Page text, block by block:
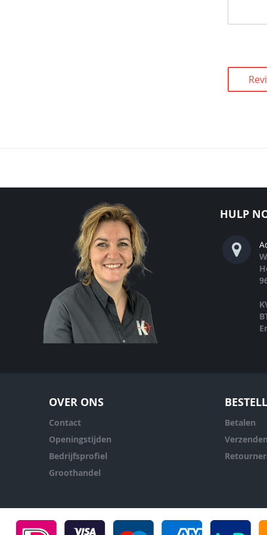
HULP
OVER ONS
Contact
Openingstijden
Bedrijfsprofiel
Groothandel
Betalen
Verzenden